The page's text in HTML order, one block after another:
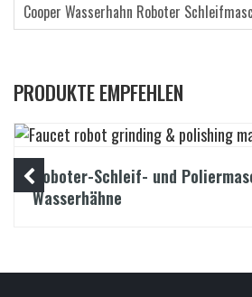
Cooper Wasserhahn Roboter
PRODUKTE EMPFEHLEN
Roboter-Schleif- und
Wasserhähne